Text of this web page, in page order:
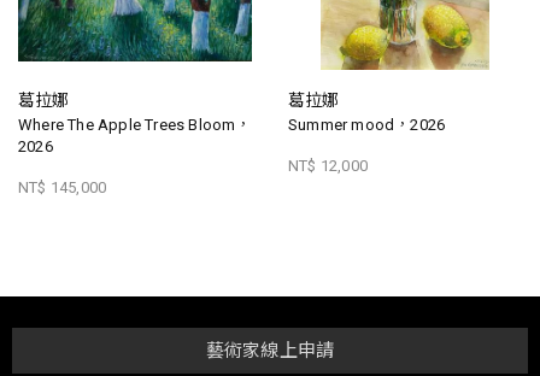
葛拉娜
Where The Apple Trees Bloom，
2026
NT$ 145,000
葛拉娜
Summer mood，2026
NT$ 12,000
藝術家線上申請